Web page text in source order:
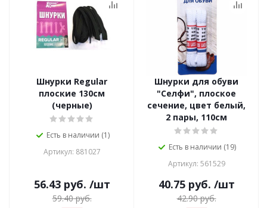
Шнурки Regular
плоские 130см
(черные)
Есть в наличии (1)
Артикул: 881027
56.43руб. /шт
59.40руб.
Шнурки для обуви
"Селфи", плоское
сечение, цвет белый,
2 пары, 110см
Есть в наличии (19)
Артикул: 561529
40.75руб. /шт
42.90руб.